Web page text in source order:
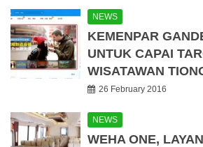
NEWS
KEMENPAR
UNTUK CAPAI
WISATAWAN
26 February 2016
NEWS
WEHA ONE,